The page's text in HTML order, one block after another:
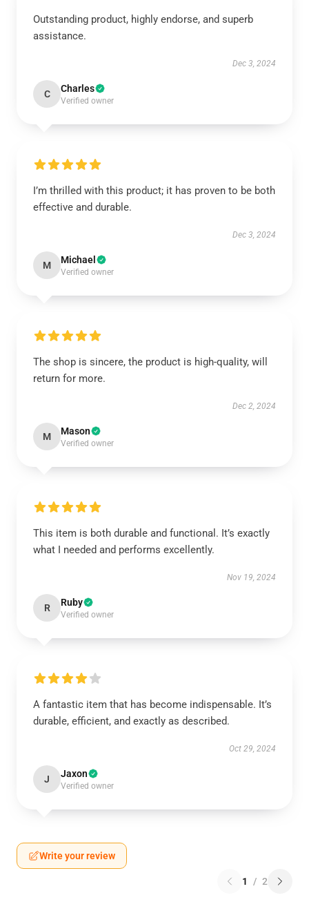
Outstanding product, highly endorse, and superb
assistance.
Dec 3, 2024
C Charles
Verified owner
I’m thrilled with this product; it has proven to be both
effective and durable.
Dec 3, 2024
M Michael
Verified owner
The shop is sincere, the product is high-quality, will
return for more.
Dec 2, 2024
M Mason
Verified owner
This item is both durable and functional. It’s exactly
what I needed and performs excellently.
Nov 19, 2024
R Ruby
Verified owner
A fantastic item that has become indispensable. It’s
durable, efficient, and exactly as described.
Oct 29, 2024
J Jaxon
Verified owner
Write your review
1 / 2